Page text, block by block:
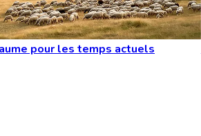
pour les temps actuels